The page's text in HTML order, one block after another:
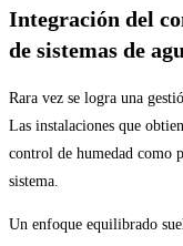
Integración del
de sistemas de
Rara vez se logra una
Las instalaciones que
control de humedad como
sistema.
Un enfoque equilibrado